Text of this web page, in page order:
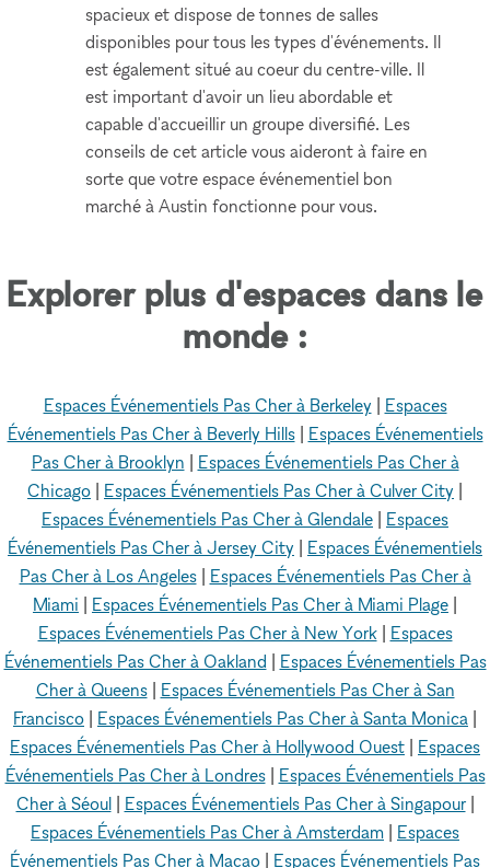
spacieux et dispose de tonnes de salles
disponibles pour tous les types d'événements. Il
est également situé au coeur du centre-ville. Il
est important d'avoir un lieu abordable et
capable d'accueillir un groupe diversifié. Les
conseils de cet article vous aideront à faire en
sorte que votre espace événementiel bon
marché à Austin fonctionne pour vous.
Explorer plus d'espaces dans le
monde :
Espaces Événementiels Pas Cher à Berkeley
Espaces
Événementiels Pas Cher à Beverly Hills| Espaces Événementiels
Pas Cher à Brooklyn
Espaces Événementiels Pas Cher à
Chicago
Espaces Événementiels Pas Cher à Culver City
Espaces Événementiels Pas Cher à Glendale
Espaces
Événementiels Pas Cher à Jersey City
Espaces Événementiels
Pas Cher à Los Angeles| Espaces Événementiels Pas Cher à
Miami
Espaces Événementiels Pas Cher à Miami Plage
Espaces Événementiels Pas Cher à New York| Espaces
Événementiels Pas Cher à Oakland
Espaces Événementiels Pas
Cher à Queens| Espaces Événementiels Pas Cher à San
Francisco
Espaces Événementiels Pas Cher à Santa Monica
Espaces Événementiels Pas Cher à Hollywood Ouest
Espaces
Événementiels Pas Cher à Londres| Espaces Événementiels Pas
Cher à Séoul| Espaces Événementiels Pas Cher à Singapour|
Espaces Événementiels Pas Cher à Amsterdam
Espaces
Événementiels Pas Cher à Macao
Espaces Événementiels Pas